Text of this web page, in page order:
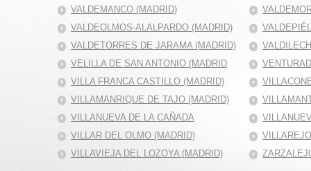
VALDEMANCO (MADRID)
VALDEOLMOS-ALALPARDO (MADRID)
VALDETORRES DE JARAMA (MADRID)
VELILLA DE SAN ANTONIO (MADRID
VILLA FRANCA CASTILLO (MADRID)
VILLAMANRIQUE DE TAJO (MADRID)
VILLANUEVA DE LA CAÑADA
VILLAR DEL OLMO (MADRID)
VILLAVIEJA DEL LOZOYA (MADRID)